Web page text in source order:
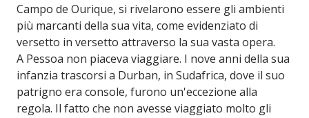
Campo de Ourique, si rivelarono essere gli ambienti
più marcanti della sua vita, come evidenziato di
versetto in versetto attraverso la sua vasta opera.
A Pessoa non piaceva viaggiare. I nove anni della sua
infanzia trascorsi a Durban, in Sudafrica, dove il suo
patrigno era console, furono un'eccezione alla
regola. Il fatto che non avesse viaggiato molto gli